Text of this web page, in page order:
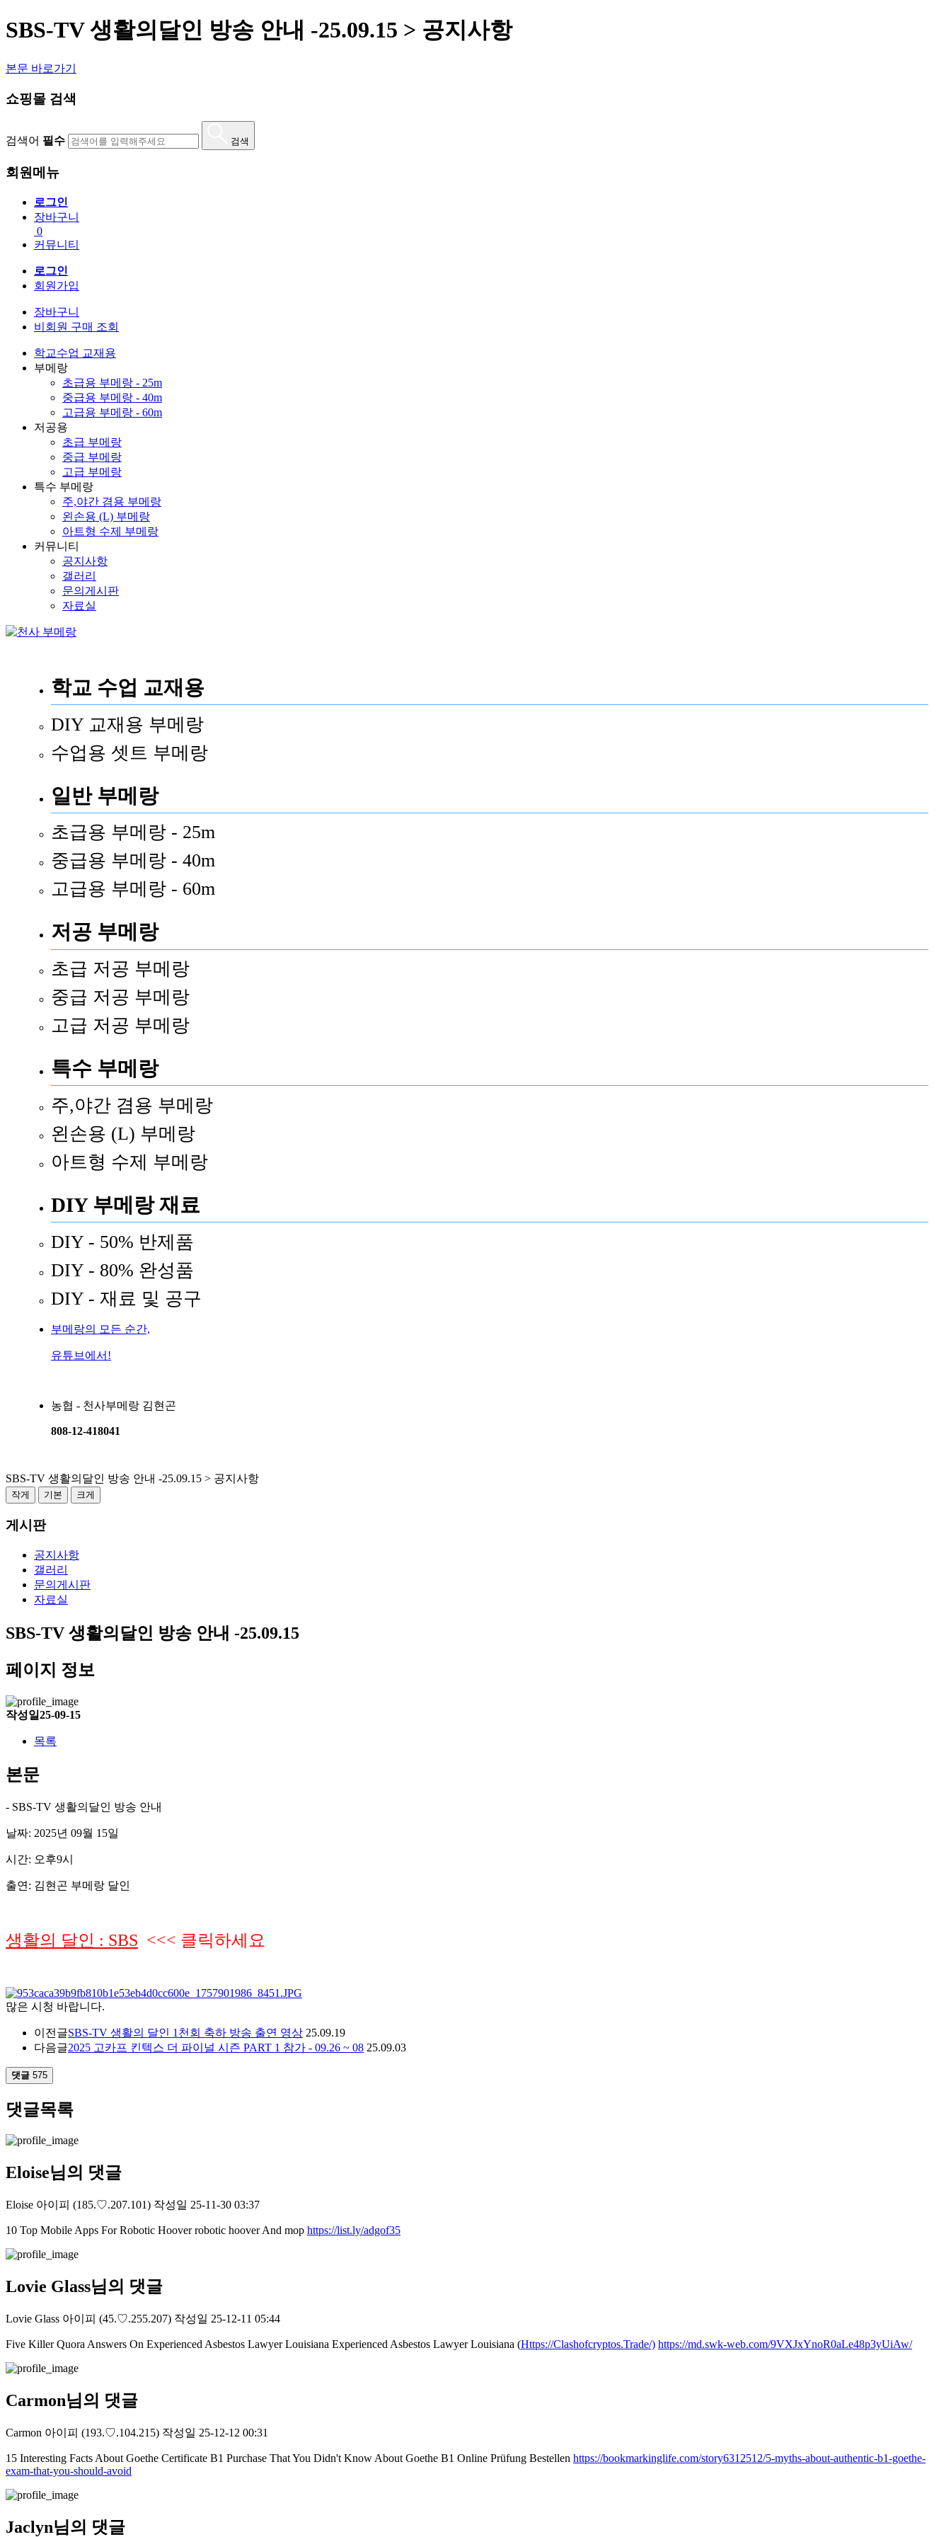
SBS-TV 생활의달인 방송 안내 -25.09.15 > 공지사항
본문 바로가기
쇼핑몰 검색
검색어 필수 검색
회원메뉴
로그인
장바구니
0
커뮤니티
로그인
회원가입
장바구니
비회원 구매 조회
학교수업 교재용
부메랑
초급용 부메랑 - 25m
중급용 부메랑 - 40m
고급용 부메랑 - 60m
저공용
초급 부메랑
중급 부메랑
고급 부메랑
특수 부메랑
주,야간 겸용 부메랑
왼손용 (L) 부메랑
아트형 수제 부메랑
커뮤니티
공지사항
갤러리
문의게시판
자료실
학교 수업 교재용
DIY 교재용 부메랑
수업용 셋트 부메랑
일반 부메랑
초급용 부메랑 - 25m
중급용 부메랑 - 40m
고급용 부메랑 - 60m
저공 부메랑
초급 저공 부메랑
중급 저공 부메랑
고급 저공 부메랑
특수 부메랑
주,야간 겸용 부메랑
왼손용 (L) 부메랑
아트형 수제 부메랑
DIY 부메랑 재료
DIY - 50% 반제품
DIY - 80% 완성품
DIY - 재료 및 공구
부메랑의 모든 순간,
유튜브에서!
농협 - 천사부메랑 김현곤
808-12-418041
SBS-TV 생활의달인 방송 안내 -25.09.15 > 공지사항
작게 기본 크게
게시판
공지사항
갤러리
문의게시판
자료실
SBS-TV 생활의달인 방송 안내 -25.09.15
페이지 정보
작성일25-09-15
목록
본문
- SBS-TV 생활의달인 방송 안내
날짜: 2025년 09월 15일
시간: 오후9시
출연: 김현곤 부메랑 달인
생활의 달인 : SBS <<< 클릭하세요
많은 시청 바랍니다.
이전글SBS-TV 생활의 달인 1천회 축하 방송 출연 영상 25.09.19
다음글2025 고카프 킨텍스 더 파이널 시즌 PART 1 참가 - 09.26 ~ 08 25.09.03
댓글 575
댓글목록
Eloise님의 댓글
Eloise 아이피 (185.♡.207.101) 작성일 25-11-30 03:37
10 Top Mobile Apps For Robotic Hoover robotic hoover And mop https://list.ly/adgof35
Lovie Glass님의 댓글
Lovie Glass 아이피 (45.♡.255.207) 작성일 25-12-11 05:44
Five Killer Quora Answers On Experienced Asbestos Lawyer Louisiana Experienced Asbestos Lawyer Louisiana (Https://Clashofcryptos.Trade/) https://md.swk-web.com/9VXJxYnoR0aLe48p3yUiAw/
Carmon님의 댓글
Carmon 아이피 (193.♡.104.215) 작성일 25-12-12 00:31
15 Interesting Facts About Goethe Certificate B1 Purchase That You Didn't Know About Goethe B1 Online Prüfung Bestellen https://bookmarkinglife.com/story6312512/5-myths-about-authentic-b1-goethe-
exam-that-you-should-avoid
Jaclyn님의 댓글